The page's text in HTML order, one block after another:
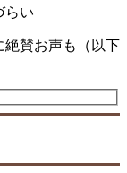
らい
絶賛お声も（以下